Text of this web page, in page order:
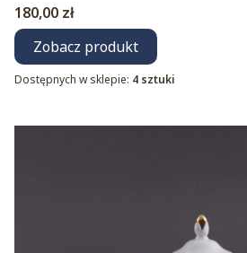
Cena
180,00 zł
Zobacz produkt
Dostępnych w sklepie: 4 sztuki